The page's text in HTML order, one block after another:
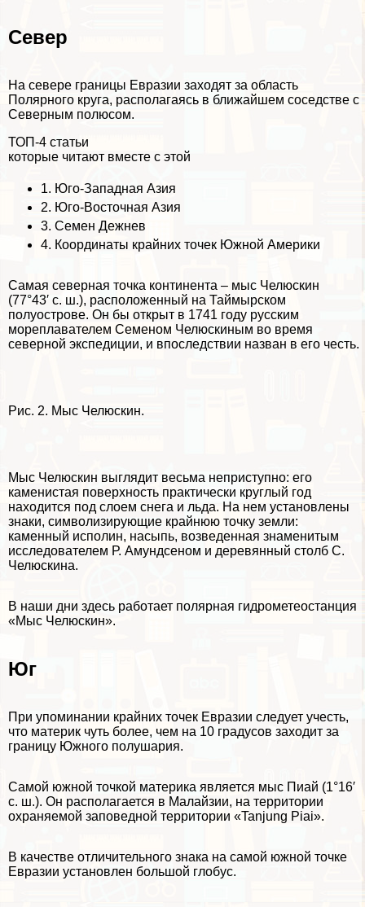
Север
На севере границы Евразии заходят за область
Полярного круга, располагаясь в ближайшем соседстве с
Северным полюсом.
ТОП-4 статьи
которые читают вместе с этой
1. Юго-Западная Азия
2. Юго-Восточная Азия
3. Семен Дежнев
4. Координаты крайних точек Южной Америки
Самая северная точка континента – мыс Челюскин
(77°43′ с. ш.), расположенный на Таймырском
полуострове. Он бы открыт в 1741 году русским
мореплавателем Семеном Челюскиным во время
северной экспедиции, и впоследствии назван в его честь.
Рис. 2. Мыс Челюскин.
Мыс Челюскин выглядит весьма неприступно: его
каменистая поверхность пpaктически круглый год
находится под слоем снега и льда. На нем установлены
знаки, символизирующие крайнюю точку земли:
каменный исполин, насыпь, возведенная знаменитым
исследователем Р. Амундсеном и деревянный столб С.
Челюскина.
В наши дни здесь работает полярная гидрометеостанция
«Мыс Челюскин».
Юг
При упоминании крайних точек Евразии следует учесть,
что материк чуть более, чем на 10 градусов заходит за
границу Южного полушария.
Самой южной точкой материка является мыс Пиай (1°16′
с. ш.). Он располагается в Малайзии, на территории
охраняемой заповедной территории «Tanjung Piai».
В качестве отличительного знака на самой южной точке
Евразии установлен большой глобус.